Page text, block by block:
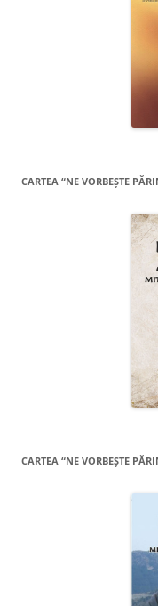
CARTEA “NE VORBEŞTE
CARTEA “NE VORBEŞTE